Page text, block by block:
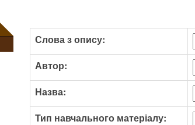
Слова з опису:
Автор:
Назва:
Тип навчального матеріалу: